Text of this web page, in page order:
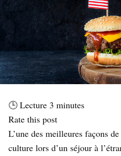
🕒 Lecture 3 minutes
Rate this post
L’une des meilleures façons
culture lors d’un séjour à